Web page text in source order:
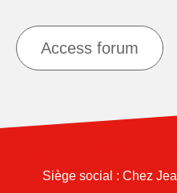
Access forum
Siège social : Chez